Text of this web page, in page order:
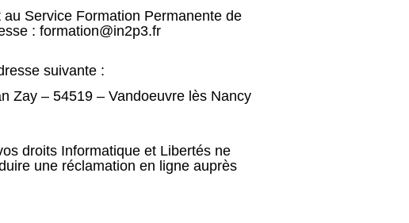
Service Formation Permanente de
: formation@in2p3.fr
suivante :
Zay – 54519 – Vandoeuvre lès Nancy
droits Informatique et Libertés ne
une réclamation en ligne auprès